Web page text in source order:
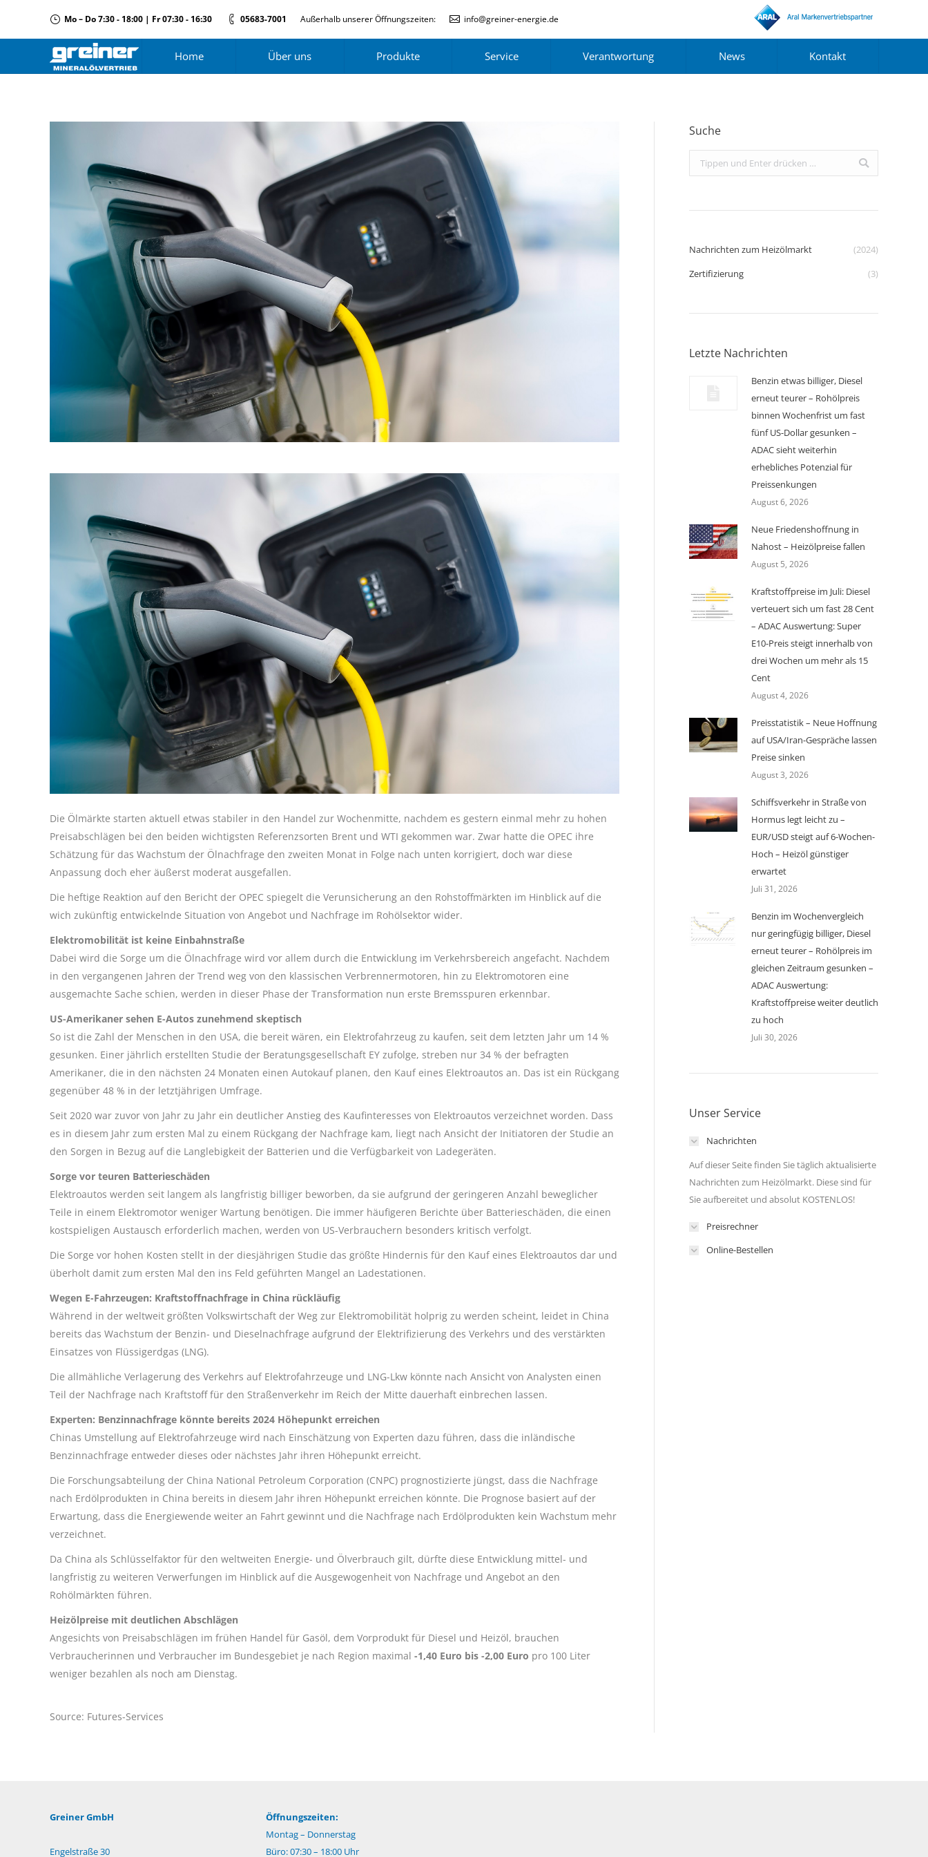
Mo – Do 7:30 - 18:00 | Fr 07:30 - 16:30 05683-7001 Außerhalb unserer Öffnungszeiten: info@greiner-energie.de
Home Über uns Produkte Service Verantwortung News Kontakt
Die Ölmärkte starten aktuell etwas stabiler in den Handel zur Wochenmitte, nachdem es gestern einmal mehr zu hohen
Preisabschlägen bei den beiden wichtigsten Referenzsorten Brent und WTI gekommen war. Zwar hatte die OPEC ihre
Schätzung für das Wachstum der Ölnachfrage den zweiten Monat in Folge nach unten korrigiert, doch war diese
Anpassung doch eher äußerst moderat ausgefallen.
Die heftige Reaktion auf den Bericht der OPEC spiegelt die Verunsicherung an den Rohstoffmärkten im Hinblick auf die
wich zukünftig entwickelnde Situation von Angebot und Nachfrage im Rohölsektor wider.
Elektromobilität ist keine Einbahnstraße
Dabei wird die Sorge um die Ölnachfrage wird vor allem durch die Entwicklung im Verkehrsbereich angefacht. Nachdem
in den vergangenen Jahren der Trend weg von den klassischen Verbrennermotoren, hin zu Elektromotoren eine
ausgemachte Sache schien, werden in dieser Phase der Transformation nun erste Bremsspuren erkennbar.
US-Amerikaner sehen E-Autos zunehmend skeptisch
So ist die Zahl der Menschen in den USA, die bereit wären, ein Elektrofahrzeug zu kaufen, seit dem letzten Jahr um 14 %
gesunken. Einer jährlich erstellten Studie der Beratungsgesellschaft EY zufolge, streben nur 34 % der befragten
Amerikaner, die in den nächsten 24 Monaten einen Autokauf planen, den Kauf eines Elektroautos an. Das ist ein Rückgang
gegenüber 48 % in der letztjährigen Umfrage.
Seit 2020 war zuvor von Jahr zu Jahr ein deutlicher Anstieg des Kaufinteresses von Elektroautos verzeichnet worden. Dass
es in diesem Jahr zum ersten Mal zu einem Rückgang der Nachfrage kam, liegt nach Ansicht der Initiatoren der Studie an
den Sorgen in Bezug auf die Langlebigkeit der Batterien und die Verfügbarkeit von Ladegeräten.
Sorge vor teuren Batterieschäden
Elektroautos werden seit langem als langfristig billiger beworben, da sie aufgrund der geringeren Anzahl beweglicher
Teile in einem Elektromotor weniger Wartung benötigen. Die immer häufigeren Berichte über Batterieschäden, die einen
kostspieligen Austausch erforderlich machen, werden von US-Verbrauchern besonders kritisch verfolgt.
Die Sorge vor hohen Kosten stellt in der diesjährigen Studie das größte Hindernis für den Kauf eines Elektroautos dar und
überholt damit zum ersten Mal den ins Feld geführten Mangel an Ladestationen.
Wegen E-Fahrzeugen: Kraftstoffnachfrage in China rückläufig
Während in der weltweit größten Volkswirtschaft der Weg zur Elektromobilität holprig zu werden scheint, leidet in China
bereits das Wachstum der Benzin- und Dieselnachfrage aufgrund der Elektrifizierung des Verkehrs und des verstärkten
Einsatzes von Flüssigerdgas (LNG).
Die allmähliche Verlagerung des Verkehrs auf Elektrofahrzeuge und LNG-Lkw könnte nach Ansicht von Analysten einen
Teil der Nachfrage nach Kraftstoff für den Straßenverkehr im Reich der Mitte dauerhaft einbrechen lassen.
Experten: Benzinnachfrage könnte bereits 2024 Höhepunkt erreichen
Chinas Umstellung auf Elektrofahrzeuge wird nach Einschätzung von Experten dazu führen, dass die inländische
Benzinnachfrage entweder dieses oder nächstes Jahr ihren Höhepunkt erreicht.
Die Forschungsabteilung der China National Petroleum Corporation (CNPC) prognostizierte jüngst, dass die Nachfrage
nach Erdölprodukten in China bereits in diesem Jahr ihren Höhepunkt erreichen könnte. Die Prognose basiert auf der
Erwartung, dass die Energiewende weiter an Fahrt gewinnt und die Nachfrage nach Erdölprodukten kein Wachstum mehr
verzeichnet.
Da China als Schlüsselfaktor für den weltweiten Energie- und Ölverbrauch gilt, dürfte diese Entwicklung mittel- und
langfristig zu weiteren Verwerfungen im Hinblick auf die Ausgewogenheit von Nachfrage und Angebot an den
Rohölmärkten führen.
Heizölpreise mit deutlichen Abschlägen
Angesichts von Preisabschlägen im frühen Handel für Gasöl, dem Vorprodukt für Diesel und Heizöl, brauchen
Verbraucherinnen und Verbraucher im Bundesgebiet je nach Region maximal -1,40 Euro bis -2,00 Euro pro 100 Liter
weniger bezahlen als noch am Dienstag.
Source: Futures-Services
Suche
Search:
Nachrichten zum Heizölmarkt
(2024)
Zertifizierung
(3)
Letzte Nachrichten
Benzin etwas billiger, Diesel
erneut teurer – Rohölpreis
binnen Wochenfrist um fast
fünf US-Dollar gesunken –
ADAC sieht weiterhin
erhebliches Potenzial für
Preissenkungen
August 6, 2026
Neue Friedenshoffnung in
Nahost – Heizölpreise fallen
August 5, 2026
Kraftstoffpreise im Juli: Diesel
verteuert sich um fast 28 Cent
– ADAC Auswertung: Super
E10-Preis steigt innerhalb von
drei Wochen um mehr als 15
Cent
August 4, 2026
Preisstatistik – Neue Hoffnung
auf USA/Iran-Gespräche lassen
Preise sinken
August 3, 2026
Schiffsverkehr in Straße von
Hormus legt leicht zu –
EUR/USD steigt auf 6-Wochen-
Hoch – Heizöl günstiger
erwartet
Juli 31, 2026
Benzin im Wochenvergleich
nur geringfügig billiger, Diesel
erneut teurer – Rohölpreis im
gleichen Zeitraum gesunken –
ADAC Auswertung:
Kraftstoffpreise weiter deutlich
zu hoch
Juli 30, 2026
Unser Service
Nachrichten
Auf dieser Seite finden Sie täglich aktualisierte
Nachrichten zum Heizölmarkt. Diese sind für
Sie aufbereitet und absolut KOSTENLOS!
Preisrechner
Online-Bestellen
Greiner GmbH
Engelstraße 30
Öffnungszeiten:
Montag – Donnerstag
Büro: 07:30 – 18:00 Uhr